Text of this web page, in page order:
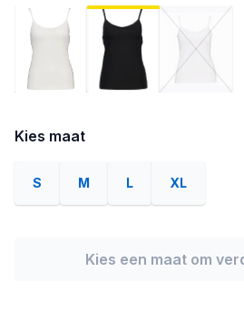
Kies maat
S M L XL
Kies een maat om